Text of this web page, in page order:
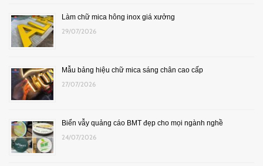
Làm chữ mica hông inox giá xưởng
29/07/2026
Mẫu bảng hiệu chữ mica sáng chân cao cấp
27/07/2026
Biển vẫy quảng cáo BMT đẹp cho mọi ngành nghề
24/07/2026